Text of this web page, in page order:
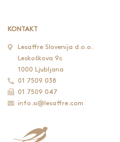
KONTAKT
Lesaffre Slovenija d.o.o.
Leskoškova 9c
1000 Ljubljana
01 7509 038
01 7509 047
info.si@lesaffre.com